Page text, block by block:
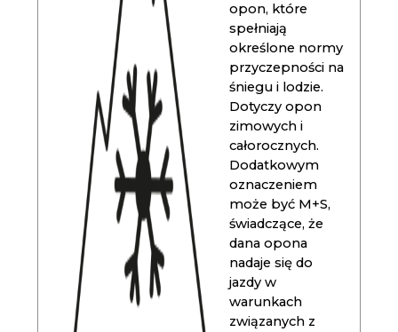
opon, które
spełniają
określone normy
przyczepności na
śniegu i lodzie.
Dotyczy opon
zimowych i
całorocznych.
Dodatkowym
oznaczeniem
może być M+S,
świadczące, że
dana opona
nadaje się do
jazdy w
warunkach
związanych z